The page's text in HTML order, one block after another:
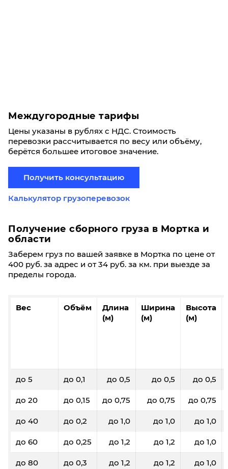
Междугородные тарифы
Цены указаны в рублях с НДС. Стоимость
перевозки рассчитывается по весу или объёму,
берётся большее итоговое значение.
Получить консультацию
Калькулятор грузоперевозок
Получение сборного груза в Мортка и
области
Заберем груз по вашей заявке в Мортка по цене от
400 руб. за адрес и от 34 руб. за км. при выезде за
пределы города.
Вес Объём
Длина
(м)
Ширина
(м)
Высота
(м)
до 5 до 0,1 до 0,5 до 0,5 до 0,5
до 20 до 0,15 до 0,75 до 0,75 до 0,75
до 40 до 0,2 до 1,0 до 1,0 до 1,0
до 60 до 0,25 до 1,2 до 1,2 до 1,0
до 80 до 0,3 до 1,2 до 1,2 до 1,0